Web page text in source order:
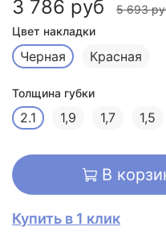
3 786 руб
5 693
Цвет накладки
Черная Красная
Толщина губки
2.1 1,9 1,7 1,5
В
Купить в 1 клик